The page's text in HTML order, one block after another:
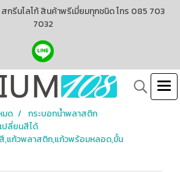
สกรีนโลโก้ สินค้าพรีเมี่ยมทุกชนิด โทร 085 703
7032
มด
กระบอกน้ำพลาสติก
ปลี่ยนสีได้
,แก้วพลาสติก,แก้วพร้อมหลอด,ขั้น